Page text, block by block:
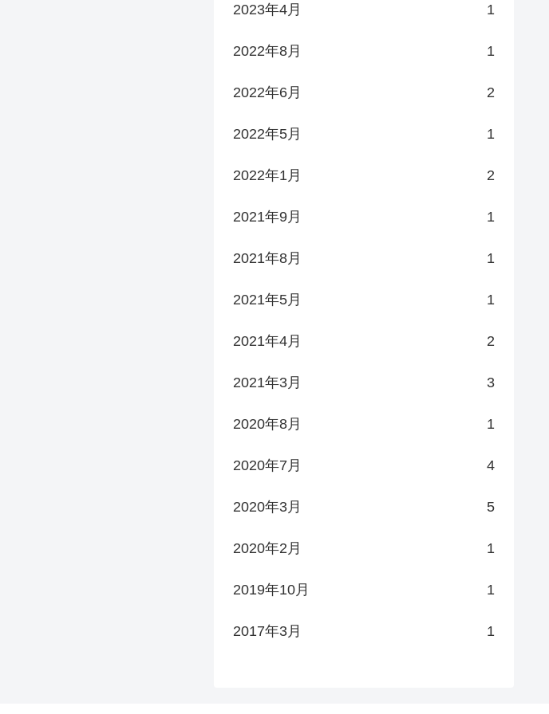
2023年4月 1
2022年8月 1
2022年6月 2
2022年5月 1
2022年1月 2
2021年9月 1
2021年8月 1
2021年5月 1
2021年4月 2
2021年3月 3
2020年8月 1
2020年7月 4
2020年3月 5
2020年2月 1
2019年10月 1
2017年3月 1